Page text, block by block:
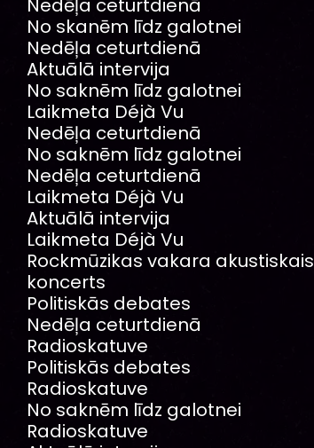
Nedēļa ceturtdienā
No skanēm līdz galotnei
Nedēļa ceturtdienā
Aktuālā intervija
No saknēm līdz galotnei
Laikmeta Déjà Vu
Nedēļa ceturtdienā
No saknēm līdz galotnei
Nedēļa ceturtdienā
Laikmeta Déjà Vu
Aktuālā intervija
Laikmeta Déjà Vu
Rockmūzikas vakara akustiskais
koncerts
Politiskās debates
Nedēļa ceturtdienā
Radioskatuve
Politiskās debates
Radioskatuve
No saknēm līdz galotnei
Radioskatuve